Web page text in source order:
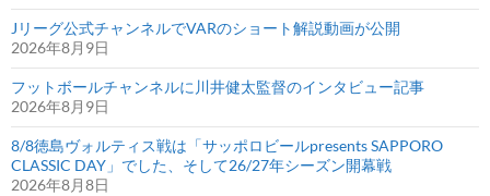
Jリーグ公式チャンネルでVARのショート解説動画が公開
2026年8月9日
フットボールチャンネルに川井健太監督のインタビュー記事
2026年8月9日
8/8徳島ヴォルティス戦は「サッポロビールpresents SAPPORO
CLASSIC DAY」でした、そして26/27年シーズン開幕戦
2026年8月8日